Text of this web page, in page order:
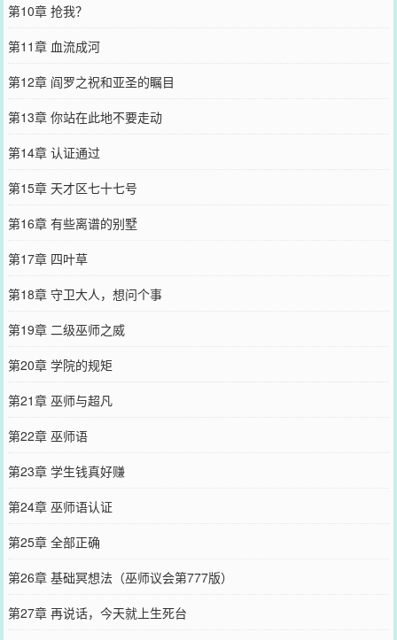
第10章 抢我？
第11章 血流成河
第12章 阎罗之祝和亚圣的瞩目
第13章 你站在此地不要走动
第14章 认证通过
第15章 天才区七十七号
第16章 有些离谱的别墅
第17章 四叶草
第18章 守卫大人，想问个事
第19章 二级巫师之威
第20章 学院的规矩
第21章 巫师与超凡
第22章 巫师语
第23章 学生钱真好赚
第24章 巫师语认证
第25章 全部正确
第26章 基础冥想法（巫师议会第777版）
第27章 再说话，今天就上生死台